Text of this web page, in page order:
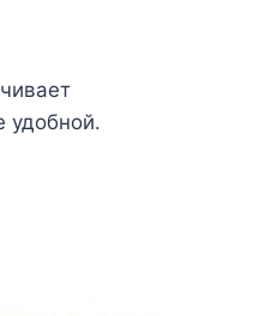
удобной.